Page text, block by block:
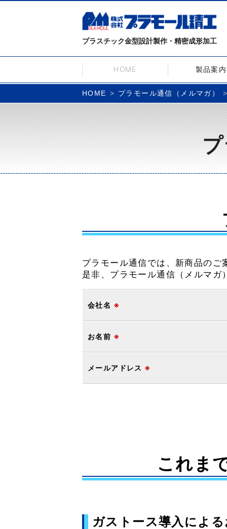
プラスチック金型設計製作・精密成形加工
HOME 製品案内
HOME プラモール通信（メルマガ）
プラモール通信では、新商品のご
是非、プラモール通信（メルマガ
会社名 ※
お名前 ※
メールアドレス ※
これま
ガストース導入によ